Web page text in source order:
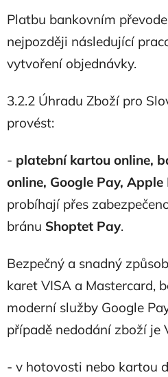
Platbu bankovním
nejpozději následující
vytvoření objednávky.
3.2.2 Úhradu Zboží pro
provést:
- platební kartou online,
online, Google Pay, Apple
probíhají přes
bránu Shoptet Pay.
Bezpečný a snadný
karet VISA a Mastercard,
moderní služby Google
případě nedodání zboží je
- v hotovosti nebo kartou